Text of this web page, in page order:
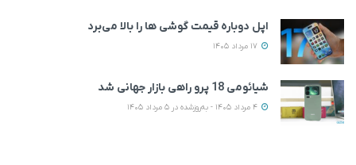
اپل دوباره قیمت‌ گوشی ها را بالا می‌برد
شیائومی 18 پرو راهی بازار جهانی شد